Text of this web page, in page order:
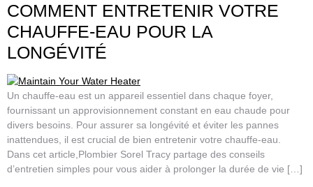
COMMENT ENTRETENIR VOTRE
CHAUFFE-EAU POUR LA
LONGÉVITÉ
Un chauffe-eau est un appareil essentiel dans chaque foyer,
fournissant un approvisionnement constant en eau chaude pour
divers besoins. Pour assurer sa longévité et éviter les pannes
inattendues, il est crucial de bien entretenir votre chauffe-eau.
Dans cet article,Plombier Sorel Tracy partage des conseils
d’entretien simples pour vous aider à prolonger la durée de vie […]